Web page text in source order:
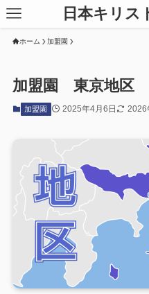
日本キリス
ホーム 加盟園
加盟園 東京地区
加盟園 2025年4月6日 2026